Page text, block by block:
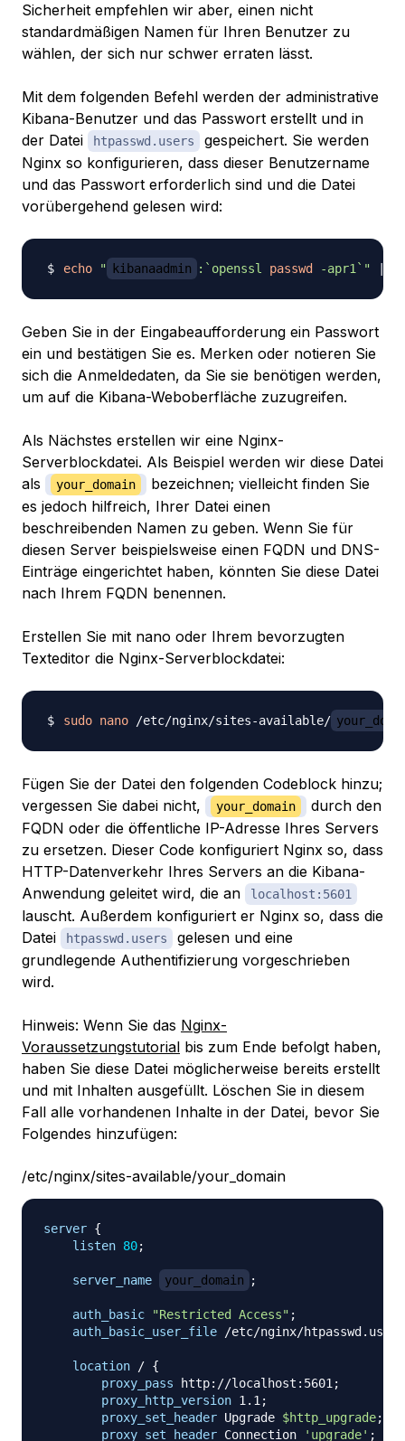
Sicherheit empfehlen wir aber, einen nicht
standardmäßigen Namen für Ihren Benutzer zu
wählen, der sich nur schwer erraten lässt.
Mit dem folgenden Befehl werden der administrative
Kibana-Benutzer und das Passwort erstellt und in
der Datei
htpasswd.users
gespeichert. Sie werden
Nginx so konfigurieren, dass dieser Benutzername
und das Passwort erforderlich sind und die Datei
vorübergehend gelesen wird:
echo " kibanaadmin : ` openssl passwd -apr1` "
Geben Sie in der Eingabeaufforderung ein Passwort
ein und bestätigen Sie es. Merken oder notieren Sie
sich die Anmeldedaten, da Sie sie benötigen werden,
um auf die Kibana-Weboberfläche zuzugreifen.
Als Nächstes erstellen wir eine Nginx-
Serverblockdatei. Als Beispiel werden wir diese Datei
als
your_domain
bezeichnen; vielleicht finden Sie
es jedoch hilfreich, Ihrer Datei einen
beschreibenden Namen zu geben. Wenn Sie für
diesen Server beispielsweise einen FQDN und DNS-
Einträge eingerichtet haben, könnten Sie diese Datei
nach Ihrem FQDN benennen.
Erstellen Sie mit nano oder Ihrem bevorzugten
Texteditor die Nginx-Serverblockdatei:
sudo nano /etc/nginx/sites-available/
Fügen Sie der Datei den folgenden Codeblock hinzu;
vergessen Sie dabei nicht,
your_domain
durch den
FQDN oder die öffentliche IP-Adresse Ihres Servers
zu ersetzen. Dieser Code konfiguriert Nginx so, dass
HTTP-Datenverkehr Ihres Servers an die Kibana-
Anwendung geleitet wird, die an
localhost:5601
lauscht. Außerdem konfiguriert er Nginx so, dass die
Datei
htpasswd.users
gelesen und eine
grundlegende Authentifizierung vorgeschrieben
wird.
Hinweis: Wenn Sie das Nginx-
Voraussetzungstutorial bis zum Ende befolgt haben,
haben Sie diese Datei möglicherweise bereits erstellt
und mit Inhalten ausgefüllt. Löschen Sie in diesem
Fall alle vorhandenen Inhalte in der Datei, bevor Sie
Folgendes hinzufügen:
/etc/nginx/sites-available/your_domain
server {
listen 80;
server_name your_domain ;
auth_basic "Restricted Access" ;
auth_basic_user_file /etc/nginx/htpasswd.users
location / {
proxy_pass http://localhost:5601;
proxy_http_version 1.1;
proxy_set_header Upgrade $http_upgrade;
proxy_set_header Connection 'upgrade' ;